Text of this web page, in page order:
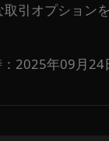
引オプション
2025年09月24